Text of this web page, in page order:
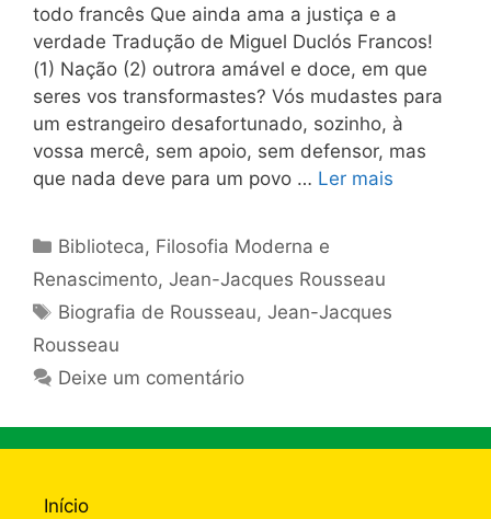
todo francês Que ainda ama a justiça e a
verdade Tradução de Miguel Duclós Francos!
(1) Nação (2) outrora amável e doce, em que
seres vos transformastes? Vós mudastes para
um estrangeiro desafortunado, sozinho, à
vossa mercê, sem apoio, sem defensor, mas
que nada deve para um povo … Ler mais
Categorias
Biblioteca, Filosofia Moderna e
Renascimento, Jean-Jacques Rousseau
Tags
Biografia de Rousseau,Jean-Jacques
Rousseau
Deixe um comentário
Início